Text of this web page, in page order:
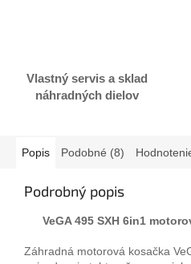
Vlastný servis a sklad
náhradných dielov
Popis Podobné (8)
Podrobný popis
VeGA 495 SXH 6in1
Záhradná motorová kosačka